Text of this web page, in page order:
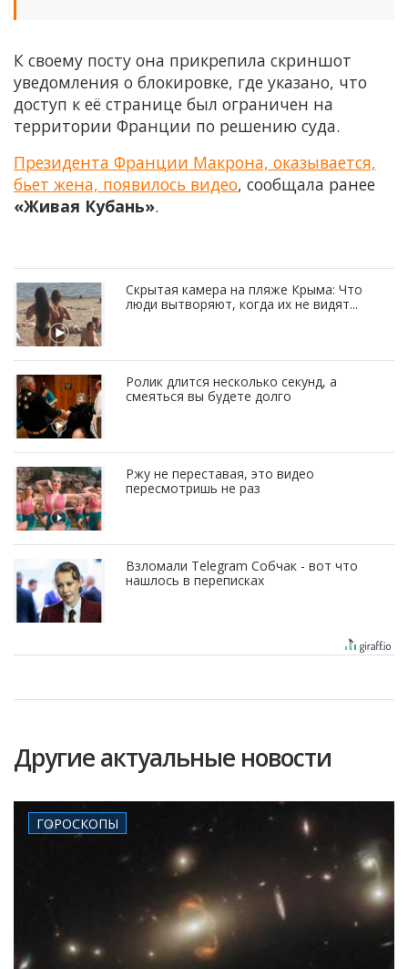
К своему посту она прикрепила скриншот
уведомления о блокировке, где указано, что
доступ к её странице был ограничен на
территории Франции по решению суда.
Президента Франции Макрона, оказывается,
бьет жена, появилось видео, сообщала ранее
«Живая Кубань».
Скрытая камера на пляже Крыма: Что
люди вытворяют, когда их не видят...
Ролик длится несколько секунд, а
смеяться вы будете долго
Ржу не переставая, это видео
пересмотришь не раз
Взломали Telegram Собчак - вот что
нашлось в переписках
Другие актуальные новости
ГОРОСКОПЫ